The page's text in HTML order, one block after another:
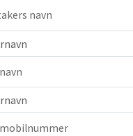
navn